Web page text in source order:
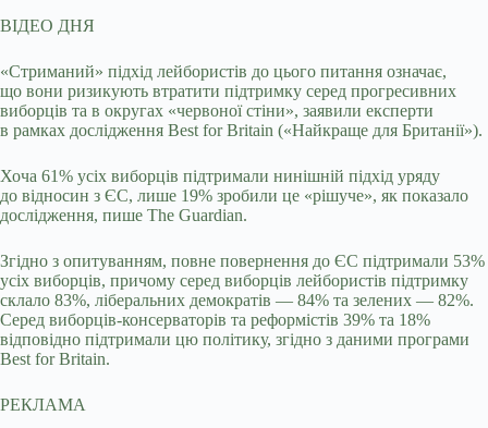
ВІДЕО ДНЯ
«Стриманий» підхід лейбористів до цього питання означає,
що вони ризикують втратити підтримку серед прогресивних
виборців та в округах «червоної стіни», заявили експерти
в рамках дослідження Best for Britain («Найкраще для Британії»).
Хоча 61% усіх виборців підтримали нинішній підхід уряду
до відносин з ЄС, лише 19% зробили це «рішуче», як показало
дослідження, пише The Guardian.
Згідно з опитуванням, повне повернення до ЄС підтримали 53%
усіх виборців, причому серед виборців лейбористів підтримку
склало 83%, ліберальних демократів — 84% та зелених — 82%.
Серед виборців-консерваторів та реформістів 39% та 18%
відповідно підтримали цю політику, згідно з даними програми
Best for Britain.
РЕКЛАМА